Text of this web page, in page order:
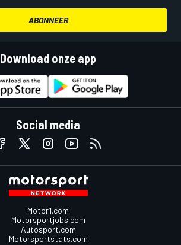
ABONNEER
Download onze app
Social media
Motor1.com
Motorsportjobs.com
Autosport.com
Motorsportstats.com